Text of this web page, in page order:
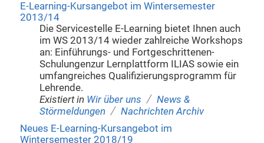
E-Learning-Kursangebot im Wintersemester
2013/14
Die Servicestelle E-Learning bietet Ihnen auch
im WS 2013/14 wieder zahlreiche Workshops
an: Einführungs- und Fortgeschrittenen-
Schulungenzur Lernplattform ILIAS sowie ein
umfangreiches Qualifizierungsprogramm für
Lehrende.
Existiert in Wir über uns / News &
Störmeldungen / Nachrichten Archiv
Neues E-Learning-Kursangebot im
Wintersemester 2018/19